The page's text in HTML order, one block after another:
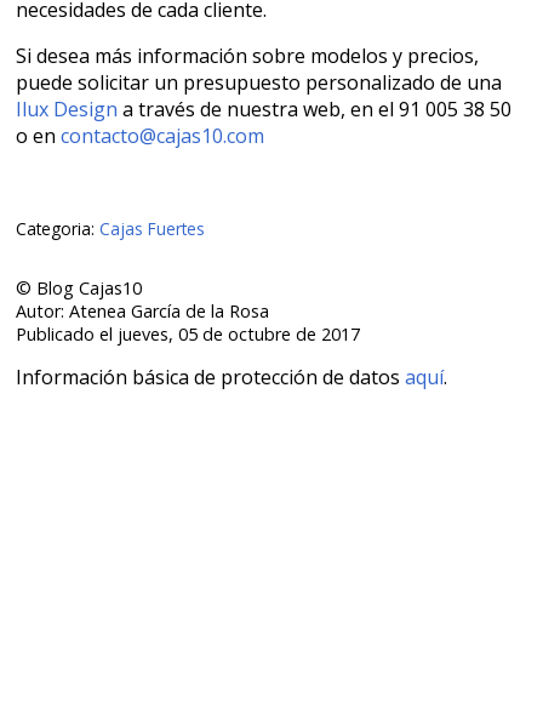
necesidades de cada cliente.
Si desea más información sobre modelos y precios,
puede solicitar un presupuesto personalizado de una
Ilux Design a través de nuestra web, en el 91 005 38 50
o encontacto@cajas10.com
Categoria:Cajas Fuertes
© Blog Cajas10
Autor: Atenea García de la Rosa
Publicado el jueves, 05 de octubre de 2017
Información básica de protección de datos aquí.